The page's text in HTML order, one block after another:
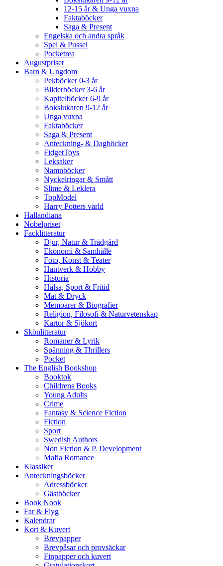
12-15 år & Unga vuxna
Faktaböcker
Saga & Present
Engelska och andra språk
Spel & Pussel
Pocketrea
Augustpriset
Barn & Ungdom
Pekböcker 0-3 år
Bilderböcker 3-6 år
Kapitelböcker 6-9 år
Bokslukaren 9-12 år
Unga vuxna
Faktaböcker
Saga & Present
Anteckning- & Dagböcker
FidgetToys
Leksaker
Namnböcker
Nyckelringar & Smått
Slime & Leklera
TopModel
Harry Potters värld
Hallandiana
Nobelpriset
Facklitteratur
Djur, Natur & Trädgård
Ekonomi & Samhälle
Foto, Konst & Teater
Hantverk & Hobby
Historia
Hälsa, Sport & Fritid
Mat & Dryck
Memoarer & Biografier
Religion, Filosofi & Naturvetenskap
Kartor & Sjökort
Skönlitteratur
Romaner & Lyrik
Spänning & Thrillers
Pocket
The English Bookshop
Booktok
Childrens Books
Young Adults
Crime
Fantasy & Science Fiction
Fiction
Sport
Swedish Authors
Non Fiction & P. Development
Mafia Romance
Klassiker
Anteckningsböcker
Adressböcker
Gästböcker
Book Nook
Far & Flyg
Kalendrar
Kort & Kuvert
Brevpapper
Brevpåsar och provsäckar
Finpapper och kuvert